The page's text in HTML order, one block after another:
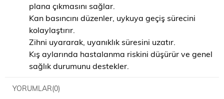
plana çıkmasını sağlar.
Kan basıncını düzenler, uykuya geçiş sürecini
kolaylaştırır.
Zihni uyararak, uyanıklık süresini uzatır.
Kış aylarında hastalanma riskini düşürür ve genel
sağlık durumunu destekler.
YORUMLAR(0)